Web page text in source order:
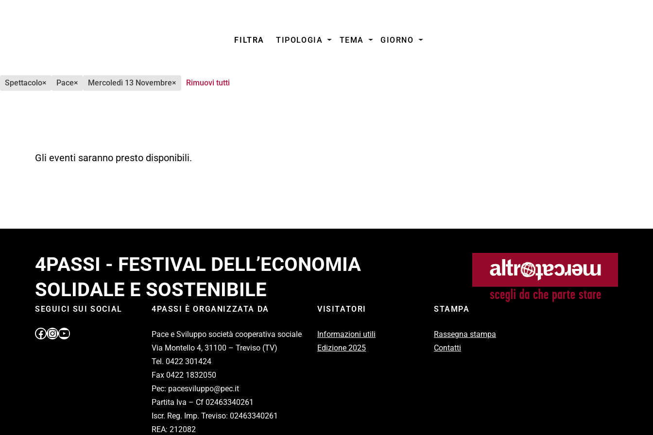
FILTRA TIPOLOGIA TEMA GIORNO
spettacolo× pace× mercoledì 13 Novembre× Rimuovi tutti
Gli eventi saranno presto disponibili.
4PASSI - FESTIVAL DELL’ECONOMIA
SOLIDALE E SOSTENIBILE
SEGUICI SUI SOCIAL 4PASSI È ORGANIZZATA DA
Pace e Sviluppo società cooperativa sociale
Via Montello 4, 31100 – Treviso (TV)
Tel. 0422 301424
Fax 0422 1832050
Pec: pacesviluppo@pec.it
Partita Iva – Cf 02463340261
Iscr. Reg. Imp. Treviso: 02463340261
REA: 212082
VISITATORI
Informazioni utili
Edizione 2025
STAMPA
Rassegna stampa
Contatti